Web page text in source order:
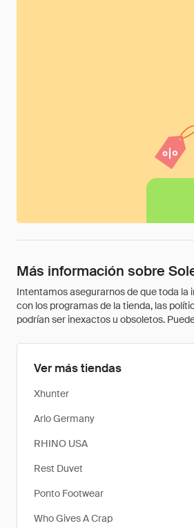
Más información sobre
Intentamos asegurarnos de que toda la
con los programas de la tienda, las
podrían ser inexactos u obsoletos.
Ver más tiendas
Xhunter
Arlo Germany
RHINO USA
Rest Duvet
Ponto Footwear
Who Gives A Crap